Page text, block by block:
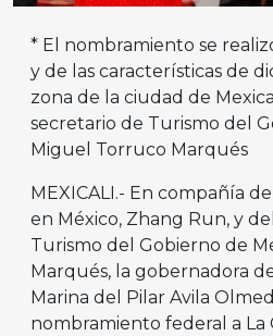
* El nombramiento se
y de las características de
zona de la ciudad de
secretario de Turismo del
Miguel Torruco Marqués
MEXICALI.- En compañía
en México, Zhang Run, y
Turismo del Gobierno de
Marqués, la gobernadora
Marina del Pilar Avila
nombramiento federal a La